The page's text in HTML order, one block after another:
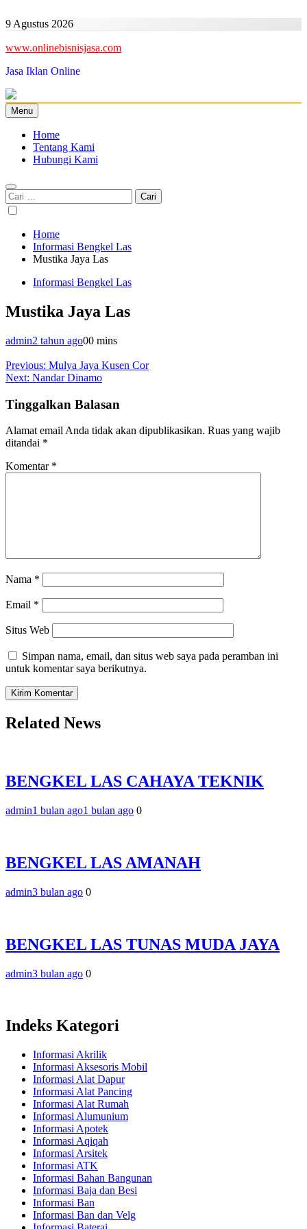
to
9 Agustus 2026
www.onlinebisnisjasa.com
Jasa Iklan Online
Menu
Home
Tentang Kami
Hubungi Kami
Cari
untuk:
Home
Informasi Bengkel Las
Mustika Jaya Las
Informasi Bengkel Las
Mustika Jaya Las
admin2 tahun ago00 mins
Navigasi
pos
Previous: Mulya Jaya Kusen Cor
Next: Nandar Dinamo
Tinggalkan Balasan
Alamat email Anda tidak akan dipublikasikan. Ruas yang wajib
ditandai *
Komentar *
Nama *
Email *
Situs Web
Simpan nama, email, dan situs web saya pada peramban ini
untuk komentar saya berikutnya.
Related News
BENGKEL LAS CAHAYA TEKNIK
admin1 bulan ago1 bulan ago 0
BENGKEL LAS AMANAH
admin3 bulan ago 0
BENGKEL LAS TUNAS MUDA JAYA
admin3 bulan ago 0
Indeks Kategori
Informasi Akrilik
Informasi Aksesoris Mobil
Informasi Alat Dapur
Informasi Alat Pancing
Informasi Alat Rumah
Informasi Alumunium
Informasi Apotek
Informasi Aqiqah
Informasi Arsitek
Informasi ATK
Informasi Bahan Bangunan
Informasi Baja dan Besi
Informasi Ban
Informasi Ban dan Velg